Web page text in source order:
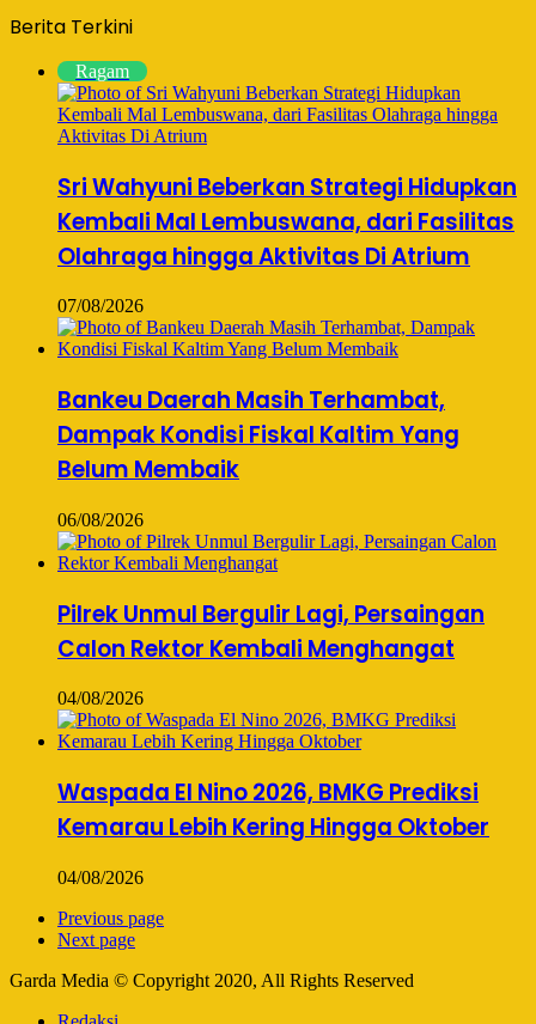
Berita Terkini
Ragam
Sri Wahyuni Beberkan Strategi Hidupkan
Kembali Mal Lembuswana, dari Fasilitas
Olahraga hingga Aktivitas Di Atrium
07/08/2026
Bankeu Daerah Masih Terhambat,
Dampak Kondisi Fiskal Kaltim Yang
Belum Membaik
06/08/2026
Pilrek Unmul Bergulir Lagi, Persaingan
Calon Rektor Kembali Menghangat
04/08/2026
Waspada El Nino 2026, BMKG Prediksi
Kemarau Lebih Kering Hingga Oktober
04/08/2026
Previous page
Next page
Garda Media © Copyright 2020, All Rights Reserved